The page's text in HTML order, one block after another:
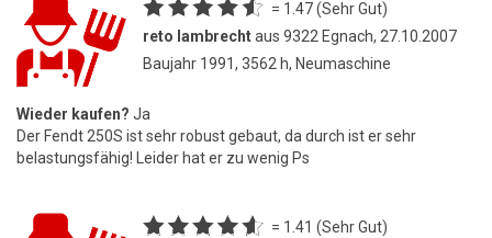
= 1.47 (Sehr Gut)
reto lambrechtaus 9322 Egnach, 27.10.2007
Baujahr 1991, 3562 h, Neumaschine
Wieder kaufen? Ja
Der Fendt 250S ist sehr robust gebaut, da durch ist er sehr
belastungsfähig! Leider hat er zu wenig Ps
= 1.41 (Sehr Gut)